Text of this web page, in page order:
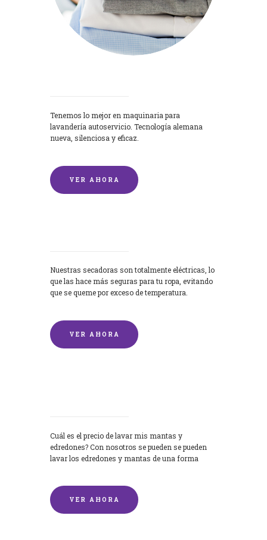
Tenemos lo mejor en maquinaria para
lavandería autoservicio. Tecnología alemana
nueva, silenciosa y eficaz.
VER AHORA
Nuestras secadoras son totalmente eléctricas, lo
que las hace más seguras para tu ropa, evitando
que se queme por exceso de temperatura.
VER AHORA
Cuál es el precio de lavar mis mantas y
edredones? Con nosotros se pueden se pueden
lavar los edredones y mantas de una forma
VER AHORA